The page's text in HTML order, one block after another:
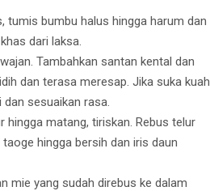
tumis bumbu halus hingga harum dan
dari laksa.
Tambahkan santan kental dan
dan terasa meresap. Jika suka kuah
sesuaikan rasa.
hingga matang, tiriskan. Rebus telur
hingga bersih dan iris daun
mie yang sudah direbus ke dalam